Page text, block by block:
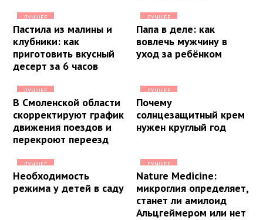
ЛУЧШЕЕ
Пастила из малины и
клубники: как
приготовить вкусный
десерт за 6 часов
ЛУЧШЕЕ
Папа в деле: как
вовлечь мужчину в
уход за ребёнком
ЛУЧШЕЕ
В Смоленской области
скорректируют график
движения поездов и
перекроют переезд
ЛУЧШЕЕ
Почему
солнцезащитный крем
нужен круглый год
ЛУЧШЕЕ
Необходимость
режима у детей в саду
ЛУЧШЕЕ
Nature Medicine:
микроглия определяет,
станет ли амилоид
Альцгеймером или нет